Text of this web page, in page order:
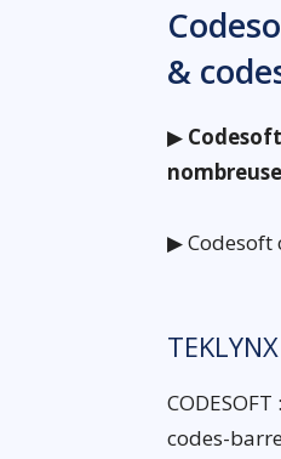
&
▶
▶ Codesoft
codes-